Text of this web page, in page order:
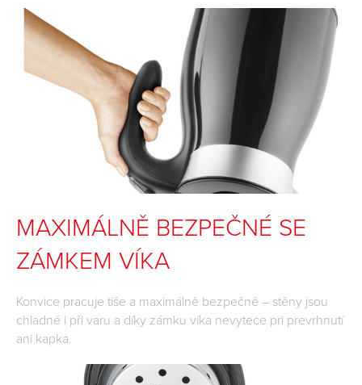
MAXIMÁLNĚ BEZPEČNÉ SE
ZÁMKEM VÍKA
Konvice pracuje tiše a maximálně bezpečně – stěny jsou
chladné i při varu a díky zámku víka nevytece pri prevrhnutí
ani kapka.